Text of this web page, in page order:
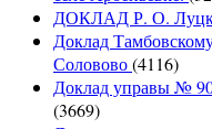
ДОКЛАД Р. О. Луцка
Доклад
Соловово(4116)
Доклад управы №
(3669)